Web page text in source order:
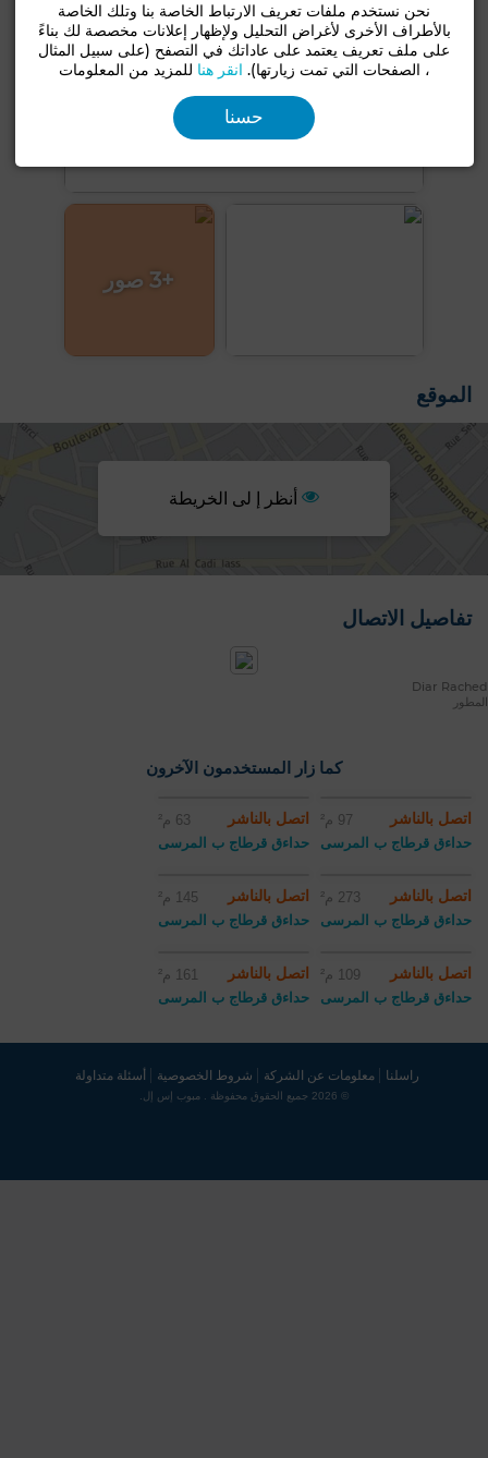
+3 صور
الموقع
أنظر إ لى الخريطة
تفاصيل الاتصال
Diar Rached
المطور
كما زار المستخدمون الآخرون
اتصل بالناشر 97 م²
حداءق قرطاج ب المرسى
اتصل بالناشر 63 م²
حداءق قرطاج ب المرسى
اتصل بالناشر 273 م²
حداءق قرطاج ب المرسى
اتصل بالناشر 145 م²
حداءق قرطاج ب المرسى
اتصل بالناشر 109 م²
حداءق قرطاج ب المرسى
اتصل بالناشر 161 م²
حداءق قرطاج ب المرسى
راسلنا معلومات عن الشركة شروط الخصوصية أسئلة متداولة
© 2026 جميع الحقوق محفوظة . مبوب إس إل.
نحن نستخدم ملفات تعريف الارتباط الخاصة بنا وتلك الخاصة
بالأطراف الأخرى لأغراض التحليل ولإظهار إعلانات مخصصة لك بناءً
على ملف تعريف يعتمد على عاداتك في التصفح (على سبيل المثال
، الصفحات التي تمت زيارتها). انقر هنا للمزيد من المعلومات
حسنا